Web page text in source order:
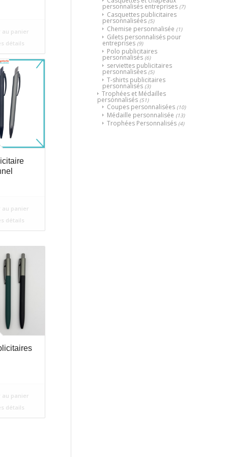
panier
détails
panier
détails
panier
détails
personnalisés entreprises (7)
Casquettes publicitaires
personnalisées (5)
Chemise personnalisée (1)
Gilets personnalisés pour
entreprises (9)
Polo publicitaires
personnalisés (6)
serviettes publicitaires
personnalisées (5)
T-shirts publicitaires
personnalisés (3)
Trophées et Médailles
personnalisés (51)
Coupes personnalisées (10)
Médaille personnalisée (13)
Trophées Personnalisés (4)